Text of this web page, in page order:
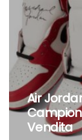
Air
Vendita